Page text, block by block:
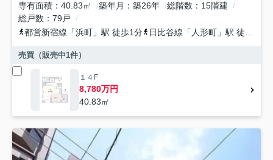
専有面積
40.83㎡ 築年月 築26年 総階数
15階建
総戸数
79戸
都営新宿線 「浜町 」駅 徒歩1分 日比谷線 「 人形町 」駅 徒歩5分
売買（販売中1件）
１４F
8,780万円
40.83㎡